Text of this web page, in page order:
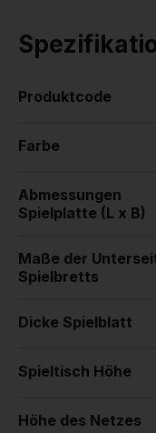
Produktcode
Farbe
Abmessungen
Spielplatte (L x B)
Maße der
Spielbretts
Dicke Spielblatt
Spieltisch Höhe
Höhe des Netzes